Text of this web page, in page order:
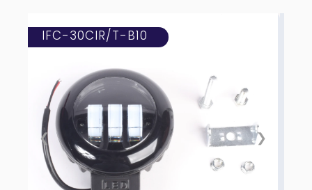
❮ ❯
IFC-30CIR/T-B10